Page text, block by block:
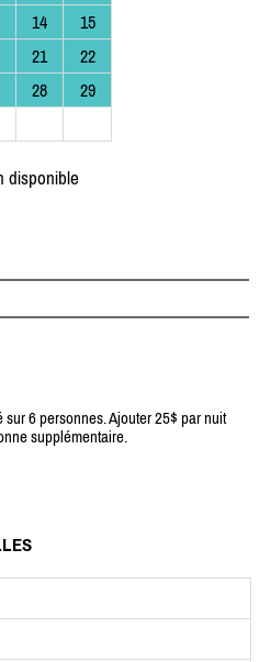
14
15
21
22
28
29
disponible
sur 6 personnes. Ajouter 25$ par nuit
supplémentaire.